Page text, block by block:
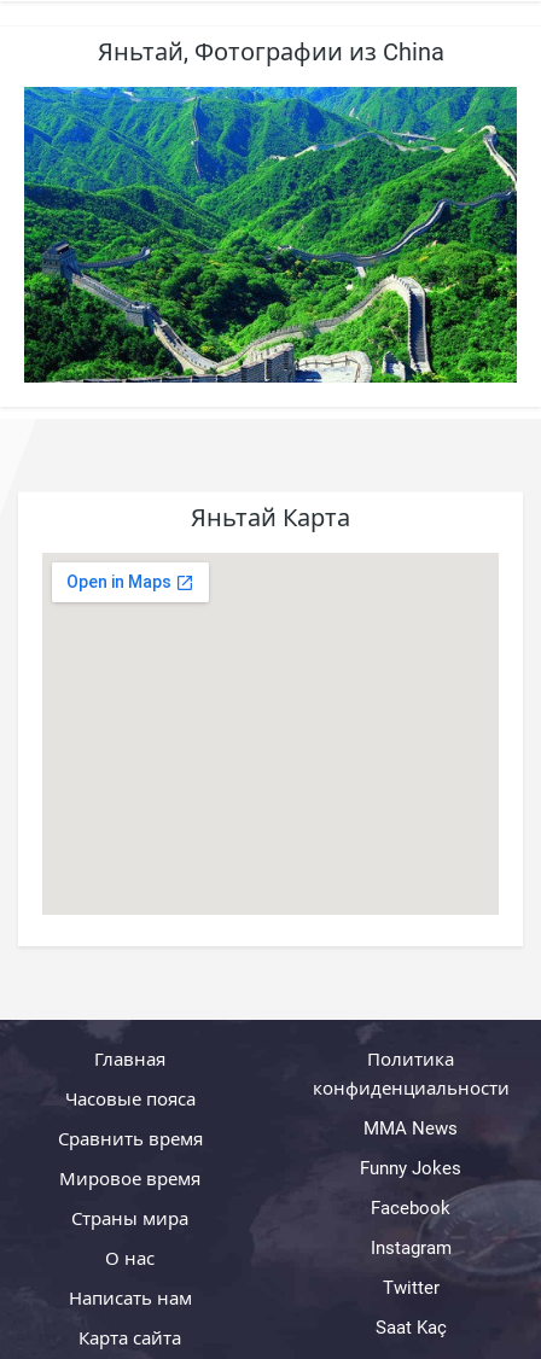
Яньтай, Фотографии из China
Яньтай Карта
Главная
Часовые пояса
Сравнить время
Мировое время
Страны мира
О нас
Написать нам
Карта сайта
Политика
конфиденциальности
MMA News
Funny Jokes
Facebook
Instagram
Twitter
Saat Kaç